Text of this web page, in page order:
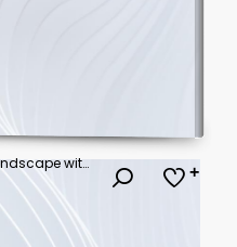
Line art illustration of a serene landscape with flowers, grass, and hills.